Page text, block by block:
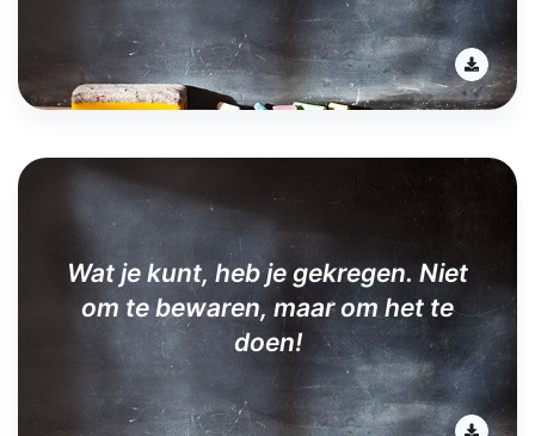
Wat je kunt, heb je gekregen. Niet
om te bewaren, maar om het te
doen!